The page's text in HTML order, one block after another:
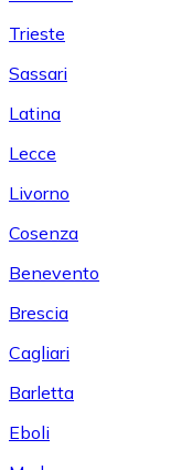
Trieste
Sassari
Latina
Lecce
Livorno
Cosenza
Benevento
Brescia
Cagliari
Barletta
Eboli